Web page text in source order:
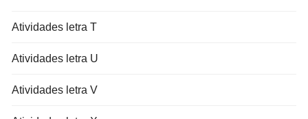
Atividades letra T
Atividades letra U
Atividades letra V